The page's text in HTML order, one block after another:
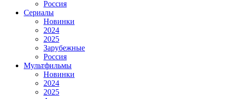
Россия
Сериалы
Новинки
2024
2025
Зарубежные
Россия
Мультфильмы
Новинки
2024
2025